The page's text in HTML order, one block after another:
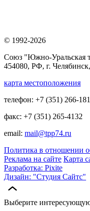
© 1992-2026
Союз "Южно-Уральская
454080, РФ, г.
карта местоположения
телефон: +7 (351) 266-
факс: +7 (351) 265-4132
email: mail@tpp74.ru
Политика в отношении
Реклама на сайте Карта
Разработка: Pixite
Дизайн: "Студия Сайтс"
Выберите интересующую